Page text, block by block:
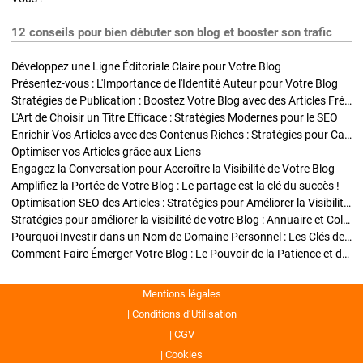
12 conseils pour bien débuter son blog et booster son trafic
Développez une Ligne Éditoriale Claire pour Votre Blog
Présentez-vous : L'Importance de l'Identité Auteur pour Votre Blog
Stratégies de Publication : Boostez Votre Blog avec des Articles Fréquents et Exclusifs
L'Art de Choisir un Titre Efficace : Stratégies Modernes pour le SEO
Enrichir Vos Articles avec des Contenus Riches : Stratégies pour Captiver et Optimiser
Optimiser vos Articles grâce aux Liens
Engagez la Conversation pour Accroître la Visibilité de Votre Blog
Amplifiez la Portée de Votre Blog : Le partage est la clé du succès !
Optimisation SEO des Articles : Stratégies pour Améliorer la Visibilité de Votre Blog
Stratégies pour améliorer la visibilité de votre Blog : Annuaire et Collaborations
Pourquoi Investir dans un Nom de Domaine Personnel : Les Clés de la Réussite de Votre Blog
Comment Faire Émerger Votre Blog : Le Pouvoir de la Patience et de la Persévérance
Mentions légales
Conditions d’Utilisation
CGV
Cookies